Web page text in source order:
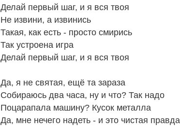
Делай первый шаг, и я вся твоя
Не извини, а извинись
Такая, как есть - просто смирись
Так устроена игра
Делай первый шаг, и я вся твоя
Да, я не святая, ещё та зараза
Собираюсь два часа, ну и что? Так надо
Поцарапала машину? Кусок металла
Да, мне нечего надеть - и это чистая правда